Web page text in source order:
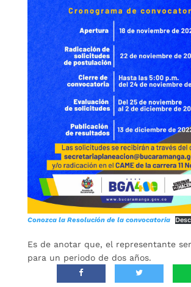
Conozca la Resolución de la convocatoria
Es de anotar que, el representante
para un periodo de dos años.